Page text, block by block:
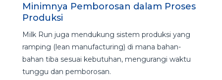
Minimnya Pemborosan dalam Proses
Produksi
Milk Run juga mendukung sistem produksi yang
ramping (lean manufacturing) di mana bahan-
bahan tiba sesuai kebutuhan, mengurangi waktu
tunggu dan pemborosan.